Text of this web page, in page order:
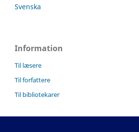
Svenska
Information
Til læsere
Til forfattere
Til bibliotekarer